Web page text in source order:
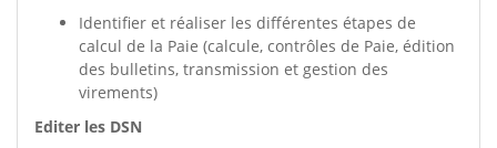
Identifier et réaliser les différentes étapes de
calcul de la Paie (calcule, contrôles de Paie, édition
des bulletins, transmission et gestion des
virements)
Editer les DSN